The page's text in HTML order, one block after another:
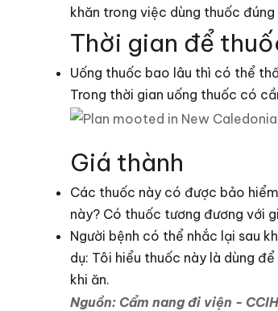
khăn trong việc dùng thuốc
Thời gian để
Uống thuốc bao lâu thì có thể
Trong thời gian uống thuốc có
Giá thành
Các thuốc này có được bảo
này? Có thuốc tương đương với
Người bệnh có thể nhắc lại sau
dụ: Tôi hiểu thuốc này là dùng
khi ăn.
Nguồn: Cẩm nang đi viện -